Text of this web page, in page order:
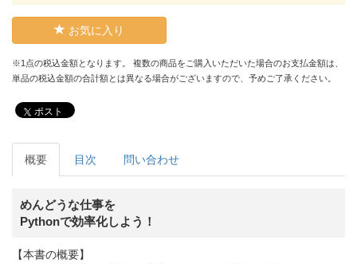
お気に入り
※1点の税込金額となります。 複数の商品をご購入いただいた場合のお支払金額は、
単品の税込金額の合計額とは異なる場合がございますので、予めご了承ください。
ポスト
概要 目次 問い合わせ
めんどうな仕事を
Pythonで効率化しよう！
【本書の概要】